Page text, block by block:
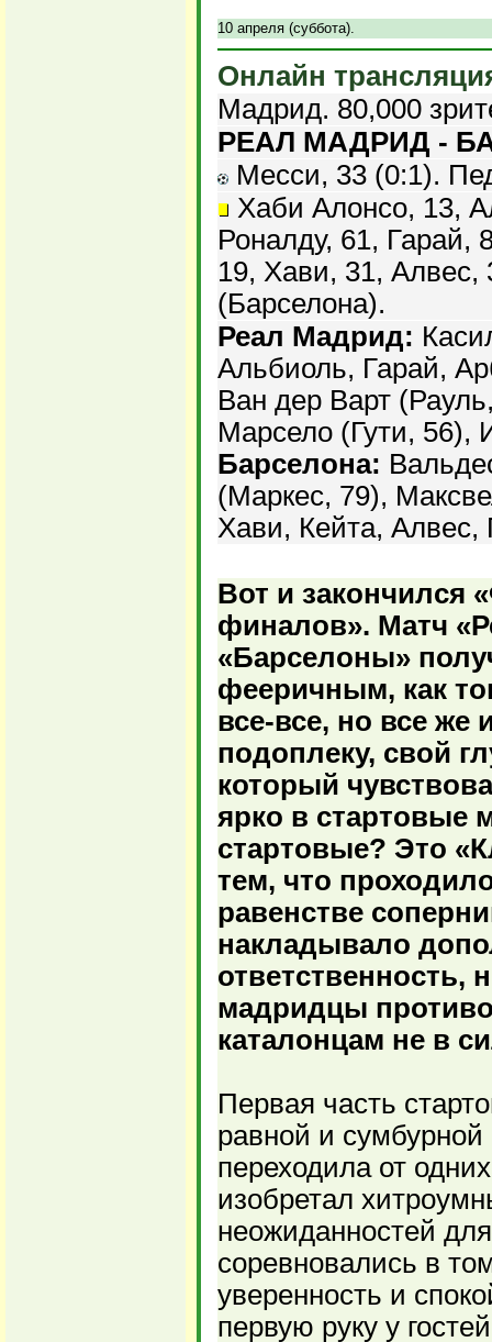
10 апреля (суббота).
Онлайн
Мадрид. 80,000
РЕАЛ МАДРИД -
Месси, 33 (0:1).
Хаби Алонсо, 13,
Роналду, 61,
19, Хави, 31, Алвес,
(Барселона).
Реал Мадрид:
Альбиоль, Гарай,
Ван дер Варт
Марсело (Гути, 56),
Барселона:
(Маркес, 79),
Хави, Кейта,
Вот и закончился
финалов». Матч
«Барселоны»
фееричным, как
все-все, но все же
подоплеку, свой
который
ярко в стартовые
стартовые? Это
тем, что
равенстве
накладывало
ответственность,
мадридцы
каталонцам не в
Первая часть
равной и
переходила от
изобретал
неожиданностей
соревновались в
уверенность и
первую руку у